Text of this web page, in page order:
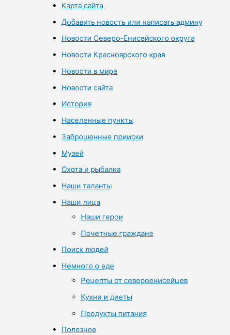
Карта сайта
Добавить новость или написать админу
Новости Северо-Енисейского округа
Новости Красноярского края
Новости в мире
Новости сайта
История
Населенные пункты
Заброшенные прииски
Музей
Охота и рыбалка
Наши таланты
Наши лица
Наши герои
Почетные граждане
Поиск людей
Немного о еде
Рецепты от североенисейцев
Кухни и диеты
Продукты питания
Полезное